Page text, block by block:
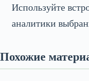
Используйте
аналитики
Похожие